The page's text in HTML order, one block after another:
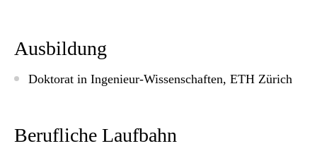
Ausbildung
Doktorat in Ingenieur-Wissenschaften, ETH Zürich
Berufliche Laufbahn